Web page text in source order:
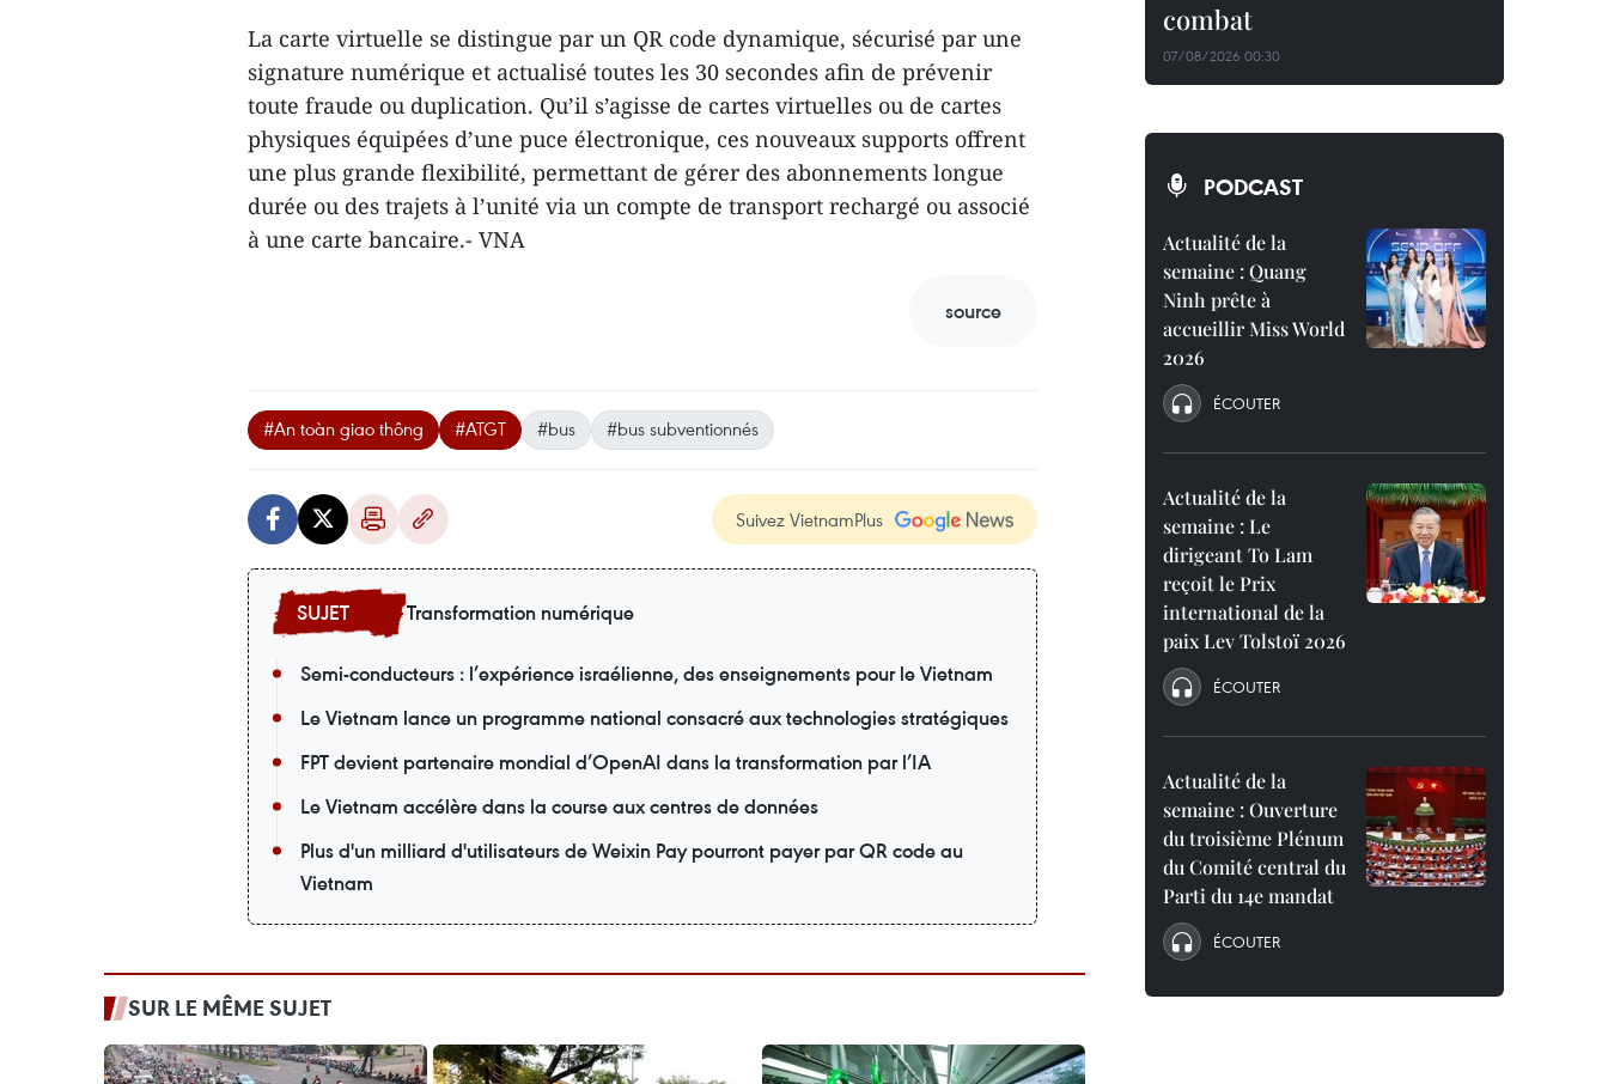
La carte virtuelle se distingue par un QR code dynamique, sécurisé par une
signature numérique et actualisé toutes les 30 secondes afin de prévenir
toute fraude ou duplication. Qu’il s’agisse de cartes virtuelles ou de cartes
physiques équipées d’une puce électronique, ces nouveaux supports offrent
une plus grande flexibilité, permettant de gérer des abonnements longue
durée ou des trajets à l’unité via un compte de transport rechargé ou associé
à une carte bancaire.- VNA
source
#An toàn giao thông #ATGT #bus #bus subventionnés
Suivez VietnamPlus
Transformation numérique
Semi-conducteurs : l’expérience israélienne, des enseignements pour le Vietnam
Le Vietnam lance un programme national consacré aux technologies stratégiques
FPT devient partenaire mondial d’OpenAI dans la transformation par l’IA
Le Vietnam accélère dans la course aux centres de données
Plus d'un milliard d'utilisateurs de Weixin Pay pourront payer par QR code au
Vietnam
SUR LE MÊME SUJET
combat
07/08/2026 00:30
PODCAST
Actualité de la
semaine : Quang
Ninh prête à
accueillir Miss World
2026
ÉCOUTER
Actualité de la
semaine : Le
dirigeant To Lam
reçoit le Prix
international de la
paix Lev Tolstoï 2026
ÉCOUTER
Actualité de la
semaine : Ouverture
du troisième Plénum
du Comité central du
Parti du 14e mandat
ÉCOUTER